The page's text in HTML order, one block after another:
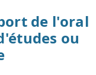
de l'oral
ou